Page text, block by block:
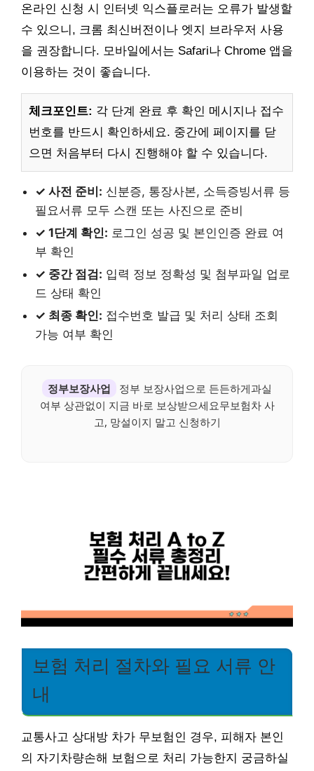
온라인 신청 시 인터넷 익스플로러는 오류가 발생할
수 있으니, 크롬 최신버전이나 엣지 브라우저 사용
을 권장합니다. 모바일에서는 Safari나 Chrome 앱을
이용하는 것이 좋습니다.
체크포인트: 각 단계 완료 후 확인 메시지나 접수
번호를 반드시 확인하세요. 중간에 페이지를 닫
으면 처음부터 다시 진행해야 할 수 있습니다.
✓ 사전 준비: 신분증, 통장사본, 소득증빙서류 등
필요서류 모두 스캔 또는 사진으로 준비
✓ 1단계 확인: 로그인 성공 및 본인인증 완료 여
부 확인
✓ 중간 점검: 입력 정보 정확성 및 첨부파일 업로
드 상태 확인
✓ 최종 확인: 접수번호 발급 및 처리 상태 조회
가능 여부 확인
정부보장사업
정부 보장사업으로 든든하게과실
여부 상관없이 지금 바로 보상받으세요무보험차 사
고, 망설이지 말고 신청하기
보험 처리 절차와 필요 서류 안
내
교통사고 상대방 차가 무보험인 경우, 피해자 본인
의 자기차량손해 보험으로 처리 가능한지 궁금하실